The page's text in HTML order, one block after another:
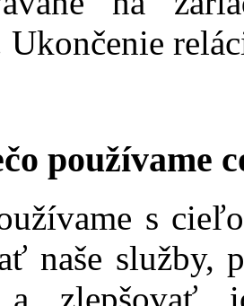
Ukončenie
používame
s
naše služby,